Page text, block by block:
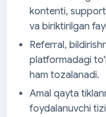
kontenti,
va biriktirilgan
Referral,
platformadagi
ham tozalanadi.
Amal qayta
foydalanuvchi